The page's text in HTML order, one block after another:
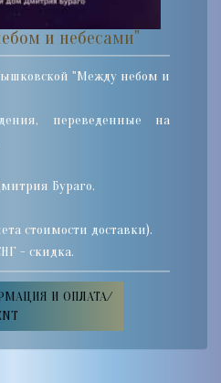
и небесами"
"Между небом и
переведенные на
Бураго.
стоимости доставки).
- скидка.
И ОПЛАТА/